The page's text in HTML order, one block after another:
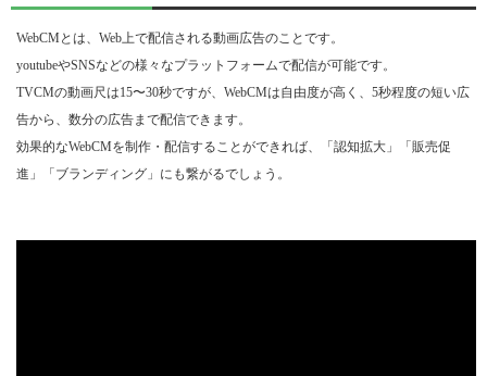
WebCMとは、Web上で配信される動画広告のことです。
youtubeやSNSなどの様々なプラットフォームで配信が可能です。
TVCMの動画尺は15〜30秒ですが、WebCMは自由度が高く、5秒程度の短い広
告から、数分の広告まで配信できます。
効果的なWebCMを制作・配信することができれば、「認知拡大」「販売促
進」「ブランディング」にも繋がるでしょう。